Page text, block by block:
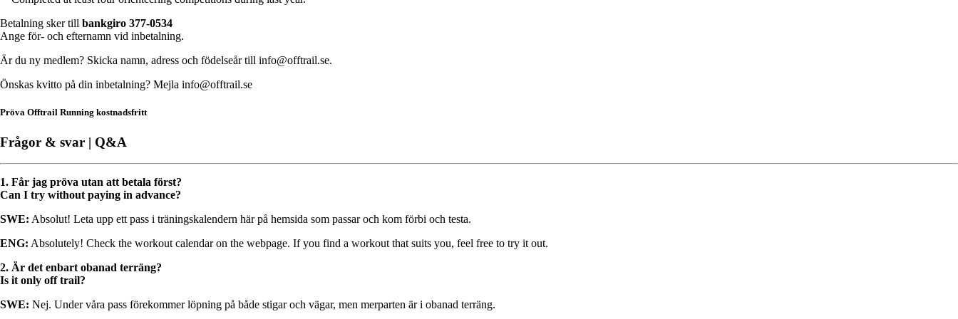
Betalning sker till bankgiro 377-0534
Ange för- och efternamn vid inbetalning.
Är du ny medlem? Skicka namn, adress och födelseår till info@offtrail.se.
Önskas kvitto på din inbetalning? Mejla info@offtrail.se
Pröva Offtrail Running kostnadsfritt
Frågor & svar | Q&A
1. Får jag pröva utan att betala först?
Can I try without paying in advance?
SWE: Absolut! Leta upp ett pass i träningskalendern här på hemsida som passar och kom förbi och testa.
ENG: Absolutely! Check the workout calendar on the webpage. If you find a workout that suits you, feel free to try it out.
2. Är det enbart obanad terräng?
Is it only off trail?
SWE: Nej. Under våra pass förekommer löpning på både stigar och vägar, men merparten är i obanad terräng.